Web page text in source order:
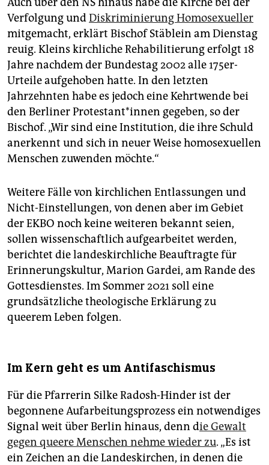
Verfolgung undDiskriminierung Homosexueller
mitgemacht, erklärt Bischof Stäblein am Dienstag
reuig. Kleins kirchliche Rehabilitierung erfolgt 18
Jahre nachdem der Bundestag 2002 alle 175er-
Urteile aufgehoben hatte. In den letzten
Jahrzehnten habe es jedoch eine Kehrtwende bei
den Berliner Protestant*innen gegeben, so der
Bischof. „Wir sind eine Institution, die ihre Schuld
anerkennt und sich in neuer Weise homosexuellen
Menschen zuwenden möchte.“
Weitere Fälle von kirchlichen Entlassungen und
Nicht-Einstellungen, von denen aber im Gebiet
der EKBO noch keine weiteren bekannt seien,
sollen wissenschaftlich aufgearbeitet werden,
berichtet die landeskirchliche Beauftragte für
Erinnerungskultur, Marion Gardei, am Rande des
Gottesdienstes. Im Sommer 2021 soll eine
grundsätzliche theologische Erklärung zu
queerem Leben folgen.
Im Kern geht es um Antifaschismus
Für die Pfarrerin Silke Radosh-Hinder ist der
begonnene Aufarbeitungsprozess ein notwendiges
Signal weit über Berlin hinaus, denn die Gewalt
gegen queere Menschen nehme wieder zu. „Es ist
ein Zeichen an die Landeskirchen, in denen die